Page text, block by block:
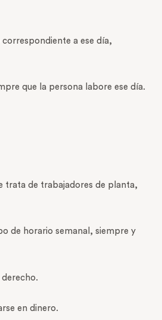
a ese día,
que la persona labore ese día.
trata de trabajadores de planta,
de horario semanal, siempre y
en dinero.